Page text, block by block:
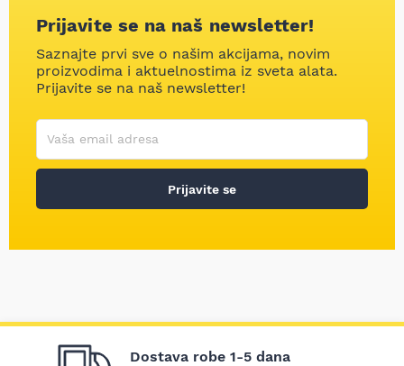
Prijavite se na naš newsletter!
Saznajte prvi sve o našim akcijama, novim
proizvodima i aktuelnostima iz sveta alata.
Prijavite se na naš newsletter!
Korisničko ime
Vaša email adresa
Prijavite se
Dostava robe 1-5 dana